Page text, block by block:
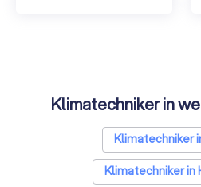
Klimatechniker in
Klimatechniker
Klimatechniker in